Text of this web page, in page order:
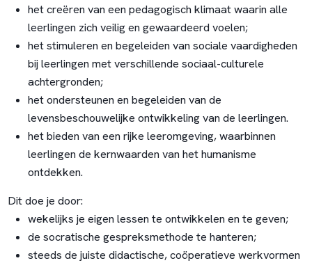
het creëren van een pedagogisch klimaat waarin alle
leerlingen zich veilig en gewaardeerd voelen;
het stimuleren en begeleiden van sociale vaardigheden
bij leerlingen met verschillende sociaal-culturele
achtergronden;
het ondersteunen en begeleiden van de
levensbeschouwelijke ontwikkeling van de leerlingen.
het bieden van een rijke leeromgeving, waarbinnen
leerlingen de kernwaarden van het humanisme
ontdekken.
Dit doe je door:
wekelijks je eigen lessen te ontwikkelen en te geven;
de socratische gespreksmethode te hanteren;
steeds de juiste didactische, coöperatieve werkvormen